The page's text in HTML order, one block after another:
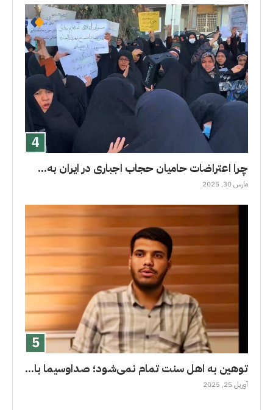
چرا اعتراضات حامیان حجاب اجباری در ایران به...
مارس 30, 2025
توهین به اهل سنت تمام نمی‌شود؛ صداوسیما با...
آوریل 25, 2025